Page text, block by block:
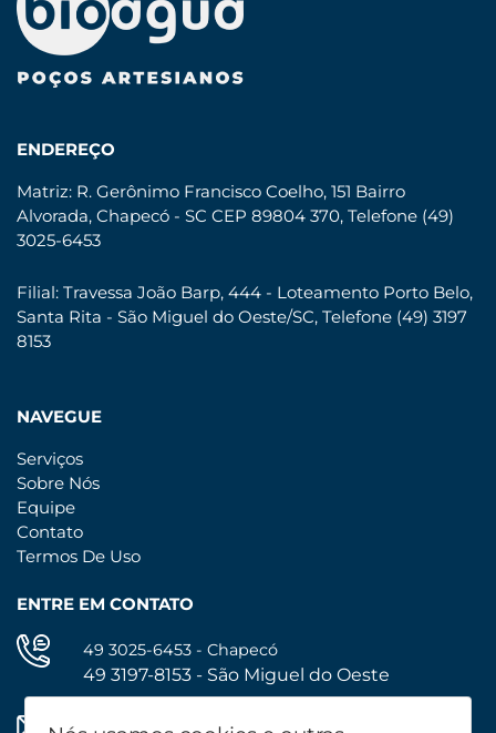
ENDEREÇO
Matriz: R. Gerônimo Francisco Coelho, 151 Bairro
Alvorada, Chapecó - SC CEP 89804 370, Telefone (49)
3025-6453
Filial: Travessa João Barp, 444 - Loteamento Porto Belo,
Santa Rita - São Miguel do Oeste/SC, Telefone (49) 3197
8153
NAVEGUE
Serviços
Sobre Nós
Equipe
Contato
Termos De Uso
ENTRE EM CONTATO
49 3025-6453 - Chapecó
49 3197-8153 - São Miguel do Oeste
administrativo@bioaguapocos.com.br